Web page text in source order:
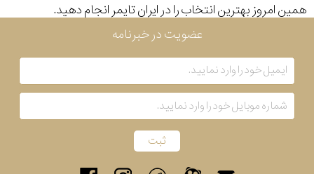
همین امروز بهترین انتخاب را در ایران تایمر انجام دهید.
عضویت در خبرنامه